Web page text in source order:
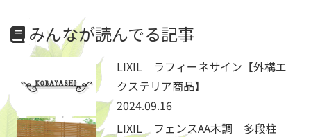
みんなが読んでる記事
LIXIL ラフィーネサイン【外構エ
クステリア商品】
2024.09.16
LIXIL フェンスAA木調 多段柱